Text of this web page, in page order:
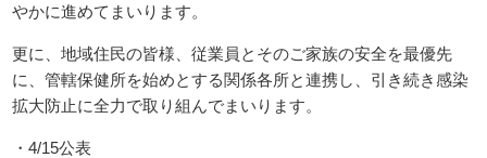
やかに進めてまいります。
更に、地域住民の皆様、従業員とそのご家族の安全を最優先
に、管轄保健所を始めとする関係各所と連携し、引き続き感染
拡大防止に全力で取り組んでまいります。
・4/15公表